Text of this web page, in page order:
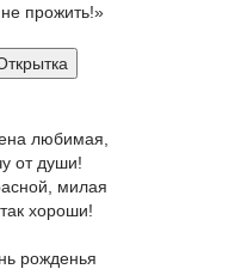
прожить!»
любимая,
от души!
милая
хороши!
рожденья